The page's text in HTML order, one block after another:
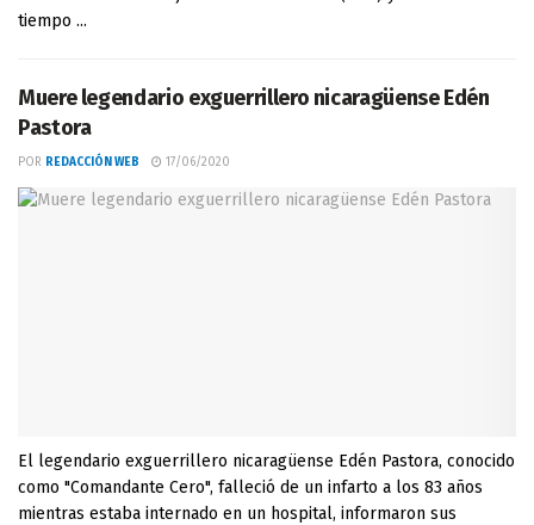
tiempo ...
Muere legendario exguerrillero nicaragüense Edén
Pastora
POR REDACCIÓN WEB 17/06/2020
El legendario exguerrillero nicaragüense Edén Pastora, conocido
como "Comandante Cero", falleció de un infarto a los 83 años
mientras estaba internado en un hospital, informaron sus